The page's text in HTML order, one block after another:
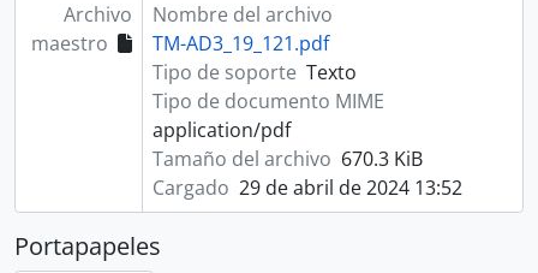
Archivo
maestro
Nombre del archivo
TM-AD3_19_121.pdf
Tipo de soporte Texto
Tipo de documento MIME
application/pdf
Tamaño del archivo 670.3 KiB
Cargado 29 de abril de 2024 13:52
Portapapeles